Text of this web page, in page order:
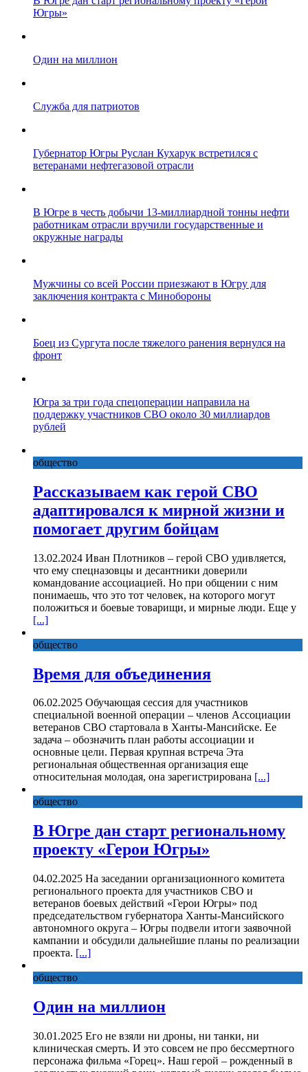
Югры»
Один на миллион
Служба для патриотов
Губернатор Югры Руслан Кухарук встретился с
ветеранами нефтегазовой отрасли
В Югре в честь добычи 13-миллиардной тонны нефти
работникам отрасли вручили государственные и
окружные награды
Мужчины со всей России приезжают в Югру для
заключения контракта с Минобороны
Боец из Сургута после тяжелого ранения вернулся на
фронт
Югра за три года спецоперации направила на
поддержку участников СВО около 30 миллиардов
рублей
общество
Рассказываем как герой СВО
адаптировался к мирной жизни и
помогает другим бойцам
13.02.2024 Иван Плотников – герой СВО удивляется,
что ему спецназовцы и десантники доверили
командование ассоциацией. Но при общении с ним
понимаешь, что это тот человек, на которого могут
положиться и боевые товарищи, и мирные люди. Еще у
[...]
общество
Время для объединения
06.02.2025 Обучающая сессия для участников
специальной военной операции – членов Ассоциации
ветеранов СВО стартовала в Ханты-Мансийске. Ее
задача – обозначить план работы ассоциации и
основные цели. Первая крупная встреча Эта
региональная общественная организация еще
относительная молодая, она зарегистрирована [...]
общество
В Югре дан старт региональному
проекту «Герои Югры»
04.02.2025 На заседании организационного комитета
регионального проекта для участников СВО и
ветеранов боевых действий «Герои Югры» под
председательством губернатора Ханты-Мансийского
автономного округа – Югры подвели итоги заявочной
кампании и обсудили дальнейшие планы по реализации
проекта. [...]
общество
Один на миллион
30.01.2025 Его не взяли ни дроны, ни танки, ни
клиническая смерть. И это совсем не про бессмертного
персонажа фильма «Горец». Наш герой – рожденный в